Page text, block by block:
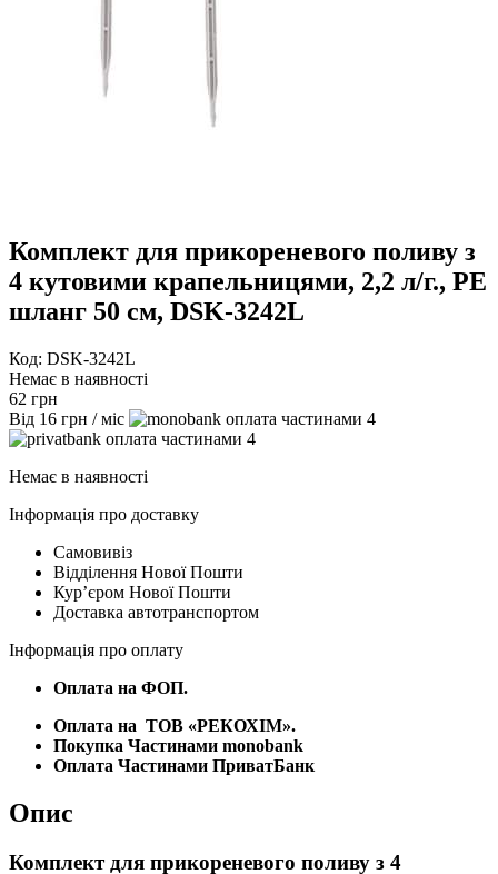
Комплект для прикореневого поливу з
4 кутовими крапельницями, 2,2 л/г., РЕ
шланг 50 см, DSK-3242L
Код: DSK-3242L
Немає в наявності
62 грн
Від 16 грн / міс
4
4
Немає в наявності
Інформація про доставку
Самовивіз
Відділення Нової Пошти
Курʼєром Нової Пошти
Доставка автотранспортом
Інформація про оплату
Оплата на ФОП.
Оплата на ТОВ «РЕКОХІМ».
Покупка Частинами monobank
Оплата Частинами ПриватБанк
Опис
Комплект для прикореневого поливу з 4